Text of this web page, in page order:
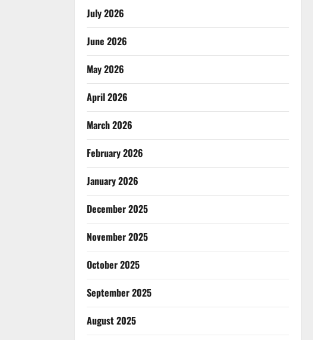
July 2026
June 2026
May 2026
April 2026
March 2026
February 2026
January 2026
December 2025
November 2025
October 2025
September 2025
August 2025